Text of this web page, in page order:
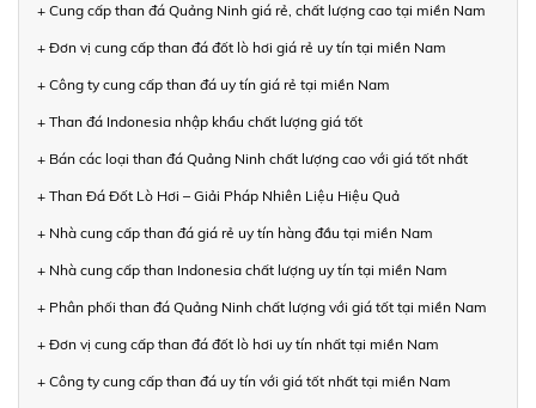
+ Cung cấp than đá Quảng Ninh giá rẻ, chất lượng cao tại miền Nam
+ Đơn vị cung cấp than đá đốt lò hơi giá rẻ uy tín tại miền Nam
+ Công ty cung cấp than đá uy tín giá rẻ tại miền Nam
+ Than đá Indonesia nhập khẩu chất lượng giá tốt
+ Bán các loại than đá Quảng Ninh chất lượng cao với giá tốt nhất
+ Than Đá Đốt Lò Hơi – Giải Pháp Nhiên Liệu Hiệu Quả
+ Nhà cung cấp than đá giá rẻ uy tín hàng đầu tại miền Nam
+ Nhà cung cấp than Indonesia chất lượng uy tín tại miền Nam
+ Phân phối than đá Quảng Ninh chất lượng với giá tốt tại miền Nam
+ Đơn vị cung cấp than đá đốt lò hơi uy tín nhất tại miền Nam
+ Công ty cung cấp than đá uy tín với giá tốt nhất tại miền Nam